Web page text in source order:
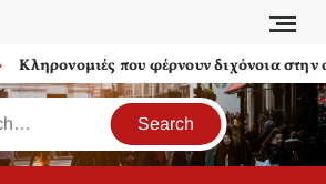
Κληρονομιές που φέρνουν διχόνοια στην